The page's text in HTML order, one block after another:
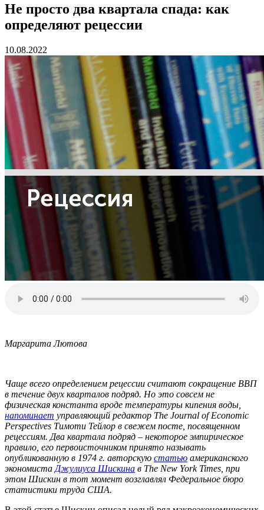
Не просто два квартала спада: как
определяют рецессии
10.08.2022
Маргарита Лютова
Чаще всего определением рецессии считают сокращение ВВП
в течение двух кварталов подряд. Но это совсем не
физическая константа вроде температуры кипения воды,
напоминает управляющий редактор The Journal of Economic
Perspectives Тимоти Тейлор в свежем посте, посвященном
рецессиям. Два квартала подряд – некоторое эмпирическое
правило, его первоисточником принято называть
опубликованную в 1974 г. авторскую статью американского
экономиста Джулиуса Шискина в The New York Times, при
этом Шискин в тот момент возглавлял Федеральное бюро
статистики труда США.